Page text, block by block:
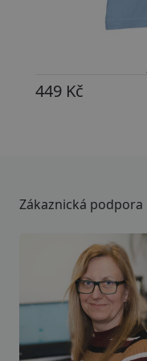
449 Kč
Zákaznická podpora